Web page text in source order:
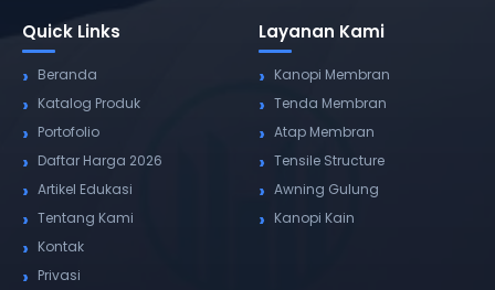
Quick Links
Beranda
Katalog Produk
Portofolio
Daftar Harga 2026
Artikel Edukasi
Tentang Kami
Kontak
Privasi
Layanan Kami
Kanopi Membran
Tenda Membran
Atap Membran
Tensile Structure
Awning Gulung
Kanopi Kain